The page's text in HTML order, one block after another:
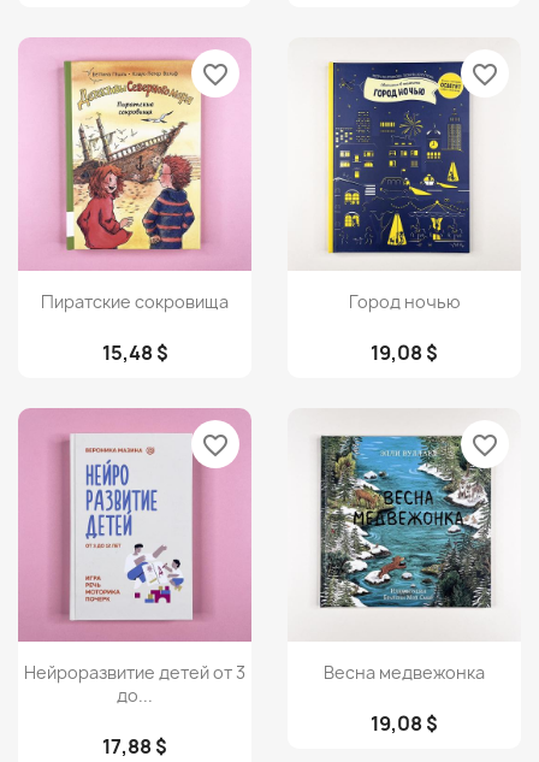
Просмотр
Пиратские сокровища
15,48 $
favorite_border
Просмотр
Город ночью
19,08 $
favorite_border
Просмотр
Нейроразвитие детей от 3
до...
17,88 $
favorite_border
Просмотр
Весна медвежонка
19,08 $
favorite_border